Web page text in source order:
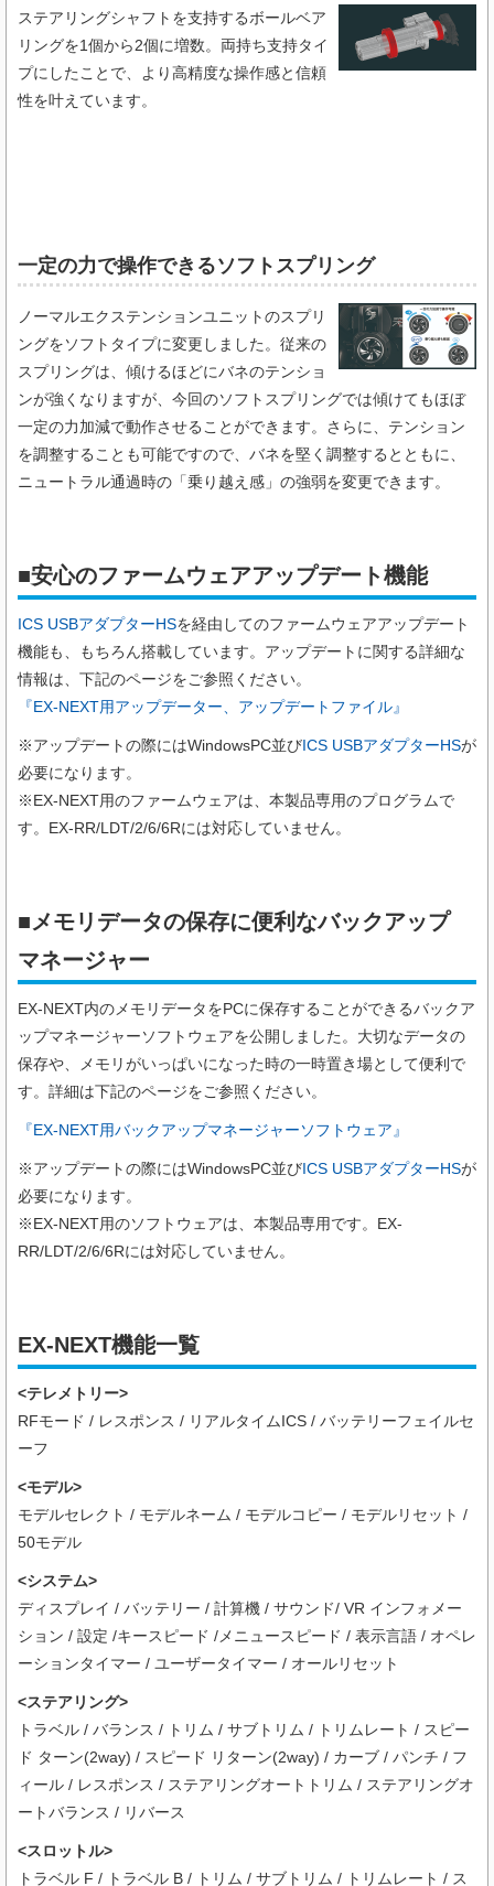
ステアリングシャフトを支持するボールベア
リングを1個から2個に増数。両持ち支持タイ
プにしたことで、より高精度な操作感と信頼
性を叶えています。
一定の力で操作できるソフトスプリング​
ノーマルエクステンションユニットのスプリ
ングをソフトタイプに変更しました。従来の
スプリングは、傾けるほどにバネのテンショ
ンが強くなりますが、今回のソフトスプリングでは傾けてもほぼ
一定の力加減で動作させることができます。さらに、テンション
を調整することも可能ですので、バネを堅く調整するとともに、
ニュートラル通過時の「乗り越え感」の強弱を変更できます。
■安心のファームウェアアップデート機能
ICS USBアダプターHSを経由してのファームウェアアップデート
機能も、もちろん搭載しています。アップデートに関する詳細な
情報は、下記のページをご参照ください。
『EX-NEXT用アップデーター、アップデートファイル』
※アップデートの際にはWindowsPC並びICS USBアダプターHSが
必要になります。
※EX-NEXT用のファームウェアは、本製品専用のプログラムで
す。EX-RR/LDT/2/6/6Rには対応していません。
■メモリデータの保存に便利なバックアップ
マネージャー
EX-NEXT内のメモリデータをPCに保存することができるバックア
ップマネージャーソフトウェアを公開しました。大切なデータの
保存や、メモリがいっぱいになった時の一時置き場として便利で
す。詳細は下記のページをご参照ください。
『EX-NEXT用バックアップマネージャーソフトウェア』
※アップデートの際にはWindowsPC並びICS USBアダプターHSが
必要になります。
※EX-NEXT用のソフトウェアは、本製品専用です。EX-
RR/LDT/2/6/6Rには対応していません。
EX-NEXT機能一覧
<テレメトリー>
RFモード / レスポンス / リアルタイムICS / バッテリーフェイルセ
ーフ
<モデル>
モデルセレクト / モデルネーム / モデルコピー / モデルリセット /
50モデル
<システム>
ディスプレイ / バッテリー / 計算機 / サウンド/ VR インフォメー
ション / 設定 /キースピード /メニュースピード / 表示言語 / オペレ
ーションタイマー / ユーザータイマー / オールリセット
<ステアリング>
トラベル / バランス / トリム / サブトリム / トリムレート / スピー
ド ターン(2way) / スピード リターン(2way) / カーブ / パンチ / フ
ィール / レスポンス / ステアリングオートトリム / ステアリングオ
ートバランス / リバース
<スロットル>
トラベル F / トラベル B / トリム / サブトリム / トリムレート / ス